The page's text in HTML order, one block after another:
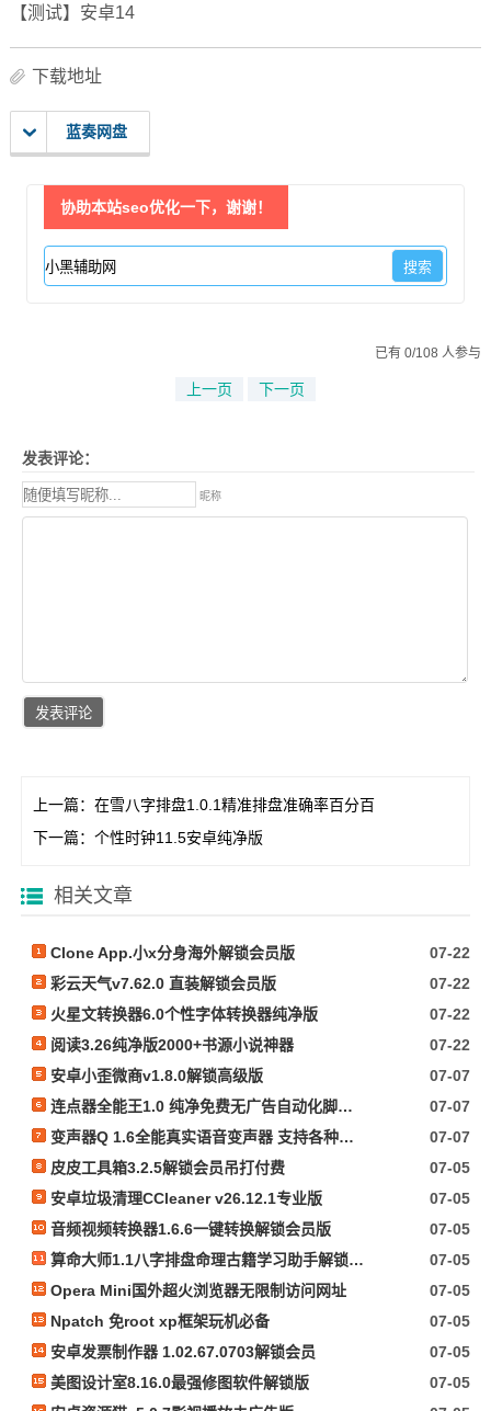
【测试】安卓14
下载地址
蓝奏网盘
协助本站seo优化一下，谢谢！
已有 0/108 人参与
上一页 下一页
发表评论：
昵称
上一篇： 在雪八字排盘1.0.1精准排盘准确率百分百
下一篇： 个性时钟11.5安卓纯净版
相关文章
Clone App.小x分身海外解锁会员版
07-22
彩云天气v7.62.0 直装解锁会员版
07-22
火星文转换器6.0个性字体转换器纯净版
07-22
阅读3.26纯净版2000+书源小说神器
07-22
安卓小歪微商v1.8.0解锁高级版
07-07
连点器全能王1.0 纯净免费无广告自动化脚本抢票等
07-07
变声器Q 1.6全能真实语音变声器 支持各种软件游戏
07-07
皮皮工具箱3.2.5解锁会员吊打付费
07-05
安卓垃圾清理CCleaner v26.12.1专业版
07-05
音频视频转换器1.6.6一键转换解锁会员版
07-05
算命大师1.1八字排盘命理古籍学习助手解锁会员
07-05
Opera Mini国外超火浏览器无限制访问网址
07-05
Npatch 免root xp框架玩机必备
07-05
安卓发票制作器 1.02.67.0703解锁会员
07-05
美图设计室8.16.0最强修图软件解锁版
07-05